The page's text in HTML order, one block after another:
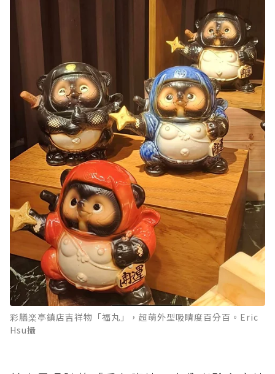
彩膳楽亭鎮店吉祥物「福丸」，超萌外型吸睛度百分百。Eric
Hsu攝